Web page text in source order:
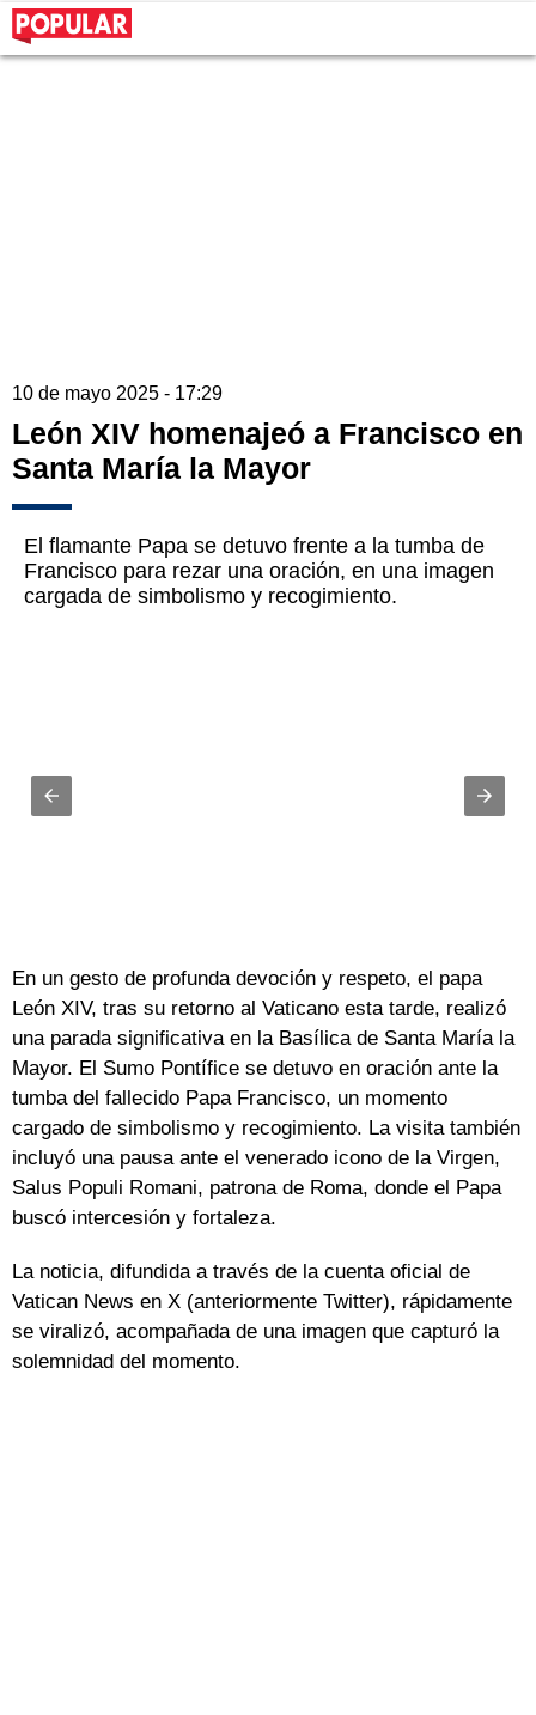
10 de mayo 2025 - 17:29
León XIV homenajeó a Francisco en
Santa María la Mayor
El flamante Papa se detuvo frente a la tumba de
Francisco para rezar una oración, en una imagen
cargada de simbolismo y recogimiento.
En un gesto de profunda devoción y respeto, el papa
León XIV, tras su retorno al Vaticano esta tarde, realizó
una parada significativa en la Basílica de Santa María la
Mayor. El Sumo Pontífice se detuvo en oración ante la
tumba del fallecido Papa Francisco, un momento
cargado de simbolismo y recogimiento. La visita también
incluyó una pausa ante el venerado icono de la Virgen,
Salus Populi Romani, patrona de Roma, donde el Papa
buscó intercesión y fortaleza.
La noticia, difundida a través de la cuenta oficial de
Vatican News en X (anteriormente Twitter), rápidamente
se viralizó, acompañada de una imagen que capturó la
solemnidad del momento.